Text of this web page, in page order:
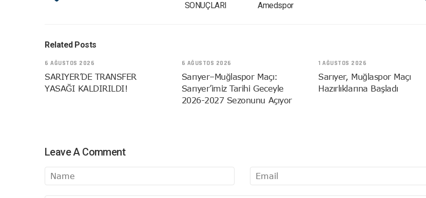
SONUÇLARI
Amedspor
Related Posts
6 AĞUSTOS 2026
SARIYER’DE TRANSFER
YASAĞI KALDIRILDI!
6 AĞUSTOS 2026
Sarıyer–Muğlaspor Maçı:
Sarıyer’imiz Tarihi Geceyle
2026-2027 Sezonunu Açıyor
1 AĞUSTOS 2026
Sarıyer, Muğlaspor Maçı
Hazırlıklarına Başladı
Leave A Comment